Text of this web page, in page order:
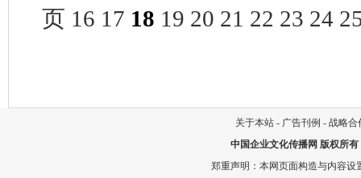
页 16 17 18 19 20 21 22 23 24
关于本站 - 广告刊例 - 战略合
中国企业文化传播网 版权所有
郑重声明：本网页面构造与内容